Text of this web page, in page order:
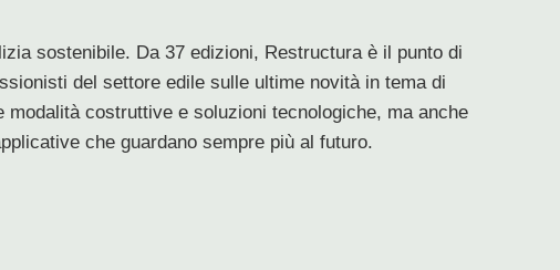
sostenibile. Da 37 edizioni, Restructura è il punto di
del settore edile sulle ultime novità in tema di
modalità costruttive e soluzioni tecnologiche, ma anche
che guardano sempre più al futuro.